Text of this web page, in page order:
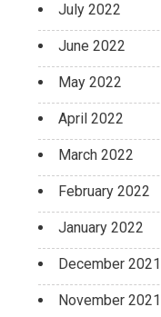
July 2022
June 2022
May 2022
April 2022
March 2022
February 2022
January 2022
December 2021
November 2021